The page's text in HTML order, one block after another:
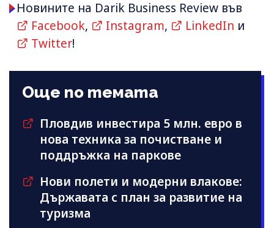
Новините на Darik Business Review във
Facebook, Instagram, LinkedIn и
Twitter!
Още по темата
Пловдив инвестира 5 млн. евро в
нова техника за почистване и
поддръжка на паркове
Нови полети и модерни влакове:
Държавата с план за развитие на
туризма